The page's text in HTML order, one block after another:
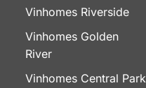
Vinhomes Riverside
Vinhomes Golden
River
Vinhomes Central Park